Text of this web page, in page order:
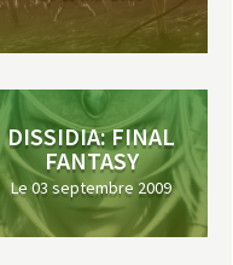
DISSIDIA: FINAL
FANTASY
Le 03 septembre 2009